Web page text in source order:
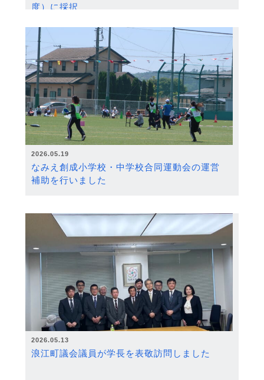
度）に採択
2026.05.19
なみえ創成小学校・中学校合同運動会の運営
補助を行いました
2026.05.13
浪江町議会議員が学長を表敬訪問しました